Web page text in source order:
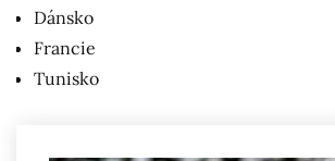
Dánsko
Francie
Tunisko